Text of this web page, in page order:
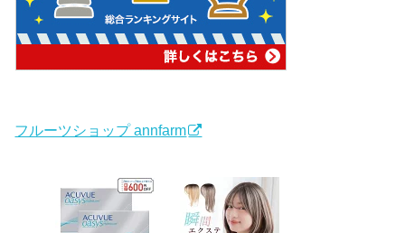
フルーツショップ annfarm